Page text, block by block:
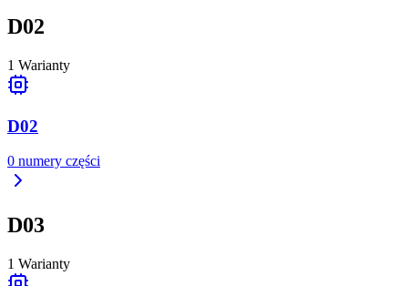
D02
1 Warianty
D02
0 numery części
D03
1 Warianty